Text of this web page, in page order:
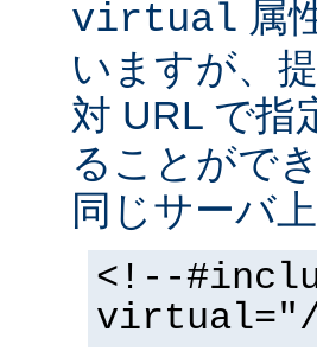
virtual 属
いますが、
対 URL で指
ることがで
同じサーバ
<!--